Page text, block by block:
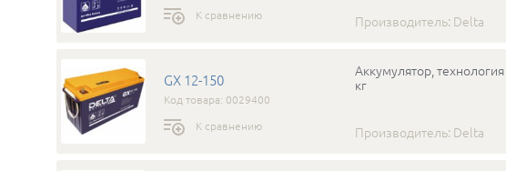
К сравнению
Производитель: Delta
GX 12-150
Код товара: 0029400
К сравнению
Аккумулятор,
кг
Производитель: Delta